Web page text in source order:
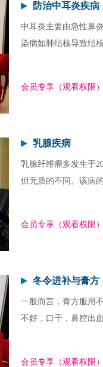
防治中耳炎疾病
中耳炎主要由急性鼻
染病如肺结核导致结
会员专享（观看权限
乳腺疾病
乳腺纤维瘤多发生于
但无质的不同。该病
会员专享（观看权限
冬令进补与膏方
一般而言，膏方服用
不好，口干，鼻腔出
会员专享（观看权限